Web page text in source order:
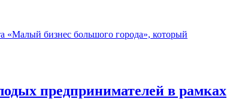
предпринимателей в рамках